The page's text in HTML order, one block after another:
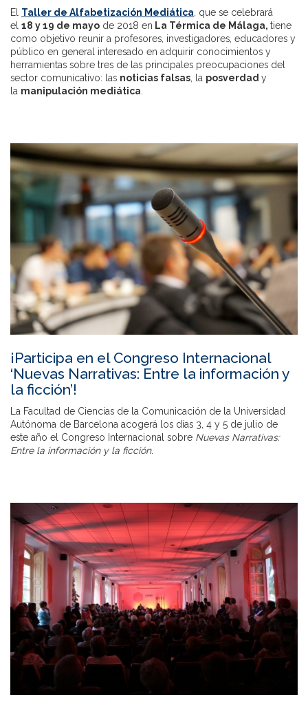
El Taller de Alfabetización Mediática , que se celebrará
el 18 y 19 de mayo de 2018 en La Térmica de Málaga​, tiene
como objetivo reunir a profesores, investigadores, educadores y
público en general interesado en adquirir conocimientos y
herramientas sobre tres de las principales preocupaciones del
sector comunicativo: las noticias falsas , la posverdad y
la manipulación mediática
¡Participa en el Congreso Internacional
‘Nuevas Narrativas: Entre la información y
la ficción’!
La Facultad de Ciencias de la Comunicación de la Universidad
Autónoma de Barcelona acogerá los días 3, 4 y 5 de julio de
este año el Congreso Internacional sobre Nuevas Narrativas:
Entre la información y la ficción.